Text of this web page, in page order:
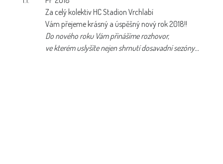
Za celý kolektiv HC Stadion Vrchlabí
Vám přejeme krásný a úspěšný nový rok 2018!!
Do nového roku Vám přinášíme rozhovor,
ve kterém uslyšíte nejen shrnutí dosavadní sezóny...